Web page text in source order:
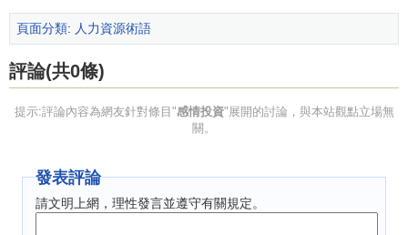
主要是激勵每個員工，而不是單純發號施令。
2、感情投資有利於企業團結，提高工作效率
我們都知道“暴政”容易使一個朝代滅亡，“仁政”有利於國
家長治久安，國家如此，企業也概莫能外。“仁者，愛人”，要
和團結精神，激發他們的工作熱情和聰明才智，發揮其主觀
能動性和創造性，進而轉化為現實生產力，提高
和工作效率。
頁面分類: 人力資源術語
評論(共0條)
提示:評論內容為網友針對條目"感情投資"展開的討論，與本站觀點立場無
關。
發表評論
請文明上網，理性發言並遵守有關規定。